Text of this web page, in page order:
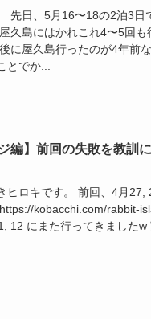
先日、5月16〜18の2泊3日
久島にはかれこれ4〜5回
に屋久島行ったのが4年前
でか...
編】前回の失敗を教訓
ヒロキです。 前回、4月27,
kobacchi.com/rabbit-
12 にまた行ってきました